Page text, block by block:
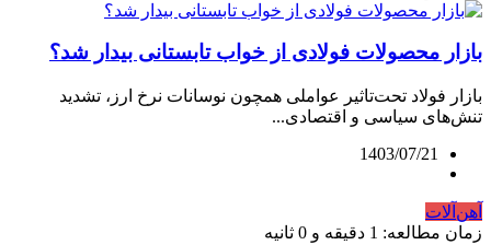
بازار محصولات فولادی از خواب تابستانی بیدار شد؟
بازار فولاد تحت‌تاثیر عواملی همچون نوسانات نرخ ارز، تشدید
تنش‏‏‌های سیاسی و اقتصادی...
1403/07/21
آهن‌آلات
زمان مطالعه: 1 دقیقه و 0 ثانیه